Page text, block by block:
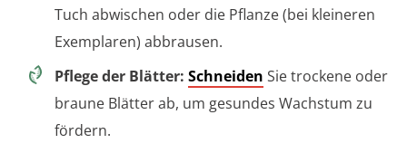
Tuch abwischen oder die Pflanze (bei kleineren
Exemplaren) abbrausen.
Pflege der Blätter: Schneiden Sie trockene oder
braune Blätter ab, um gesundes Wachstum zu
fördern.